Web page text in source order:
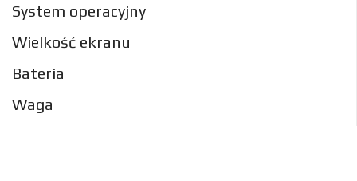
System operacyjny
Wielkość ekranu
Bateria
Waga